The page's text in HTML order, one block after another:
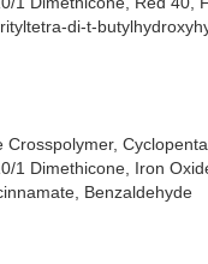
di-t-
1 Dimethicone, Iron
Benzaldehyde